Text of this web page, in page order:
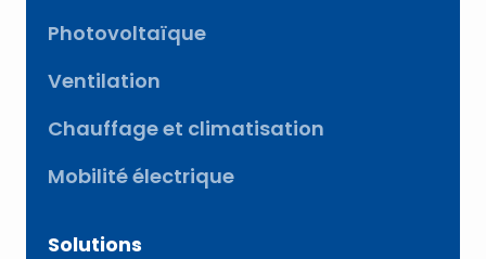
Photovoltaïque
Ventilation
Chauffage et climatisation
Mobilité électrique
Solutions